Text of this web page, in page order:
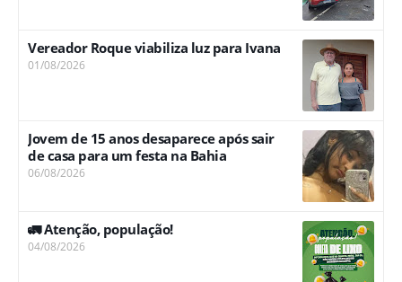
Vereador Roque viabiliza luz para Ivana
01/08/2026
Jovem de 15 anos desaparece após sair
de casa para um festa na Bahia
06/08/2026
🚛 Atenção, população!
04/08/2026